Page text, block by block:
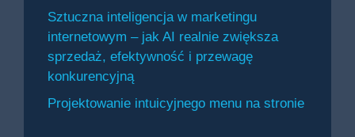
Sztuczna inteligencja w marketingu
internetowym – jak AI realnie zwiększa
sprzedaż, efektywność i przewagę
konkurencyjną
Projektowanie intuicyjnego menu na stronie